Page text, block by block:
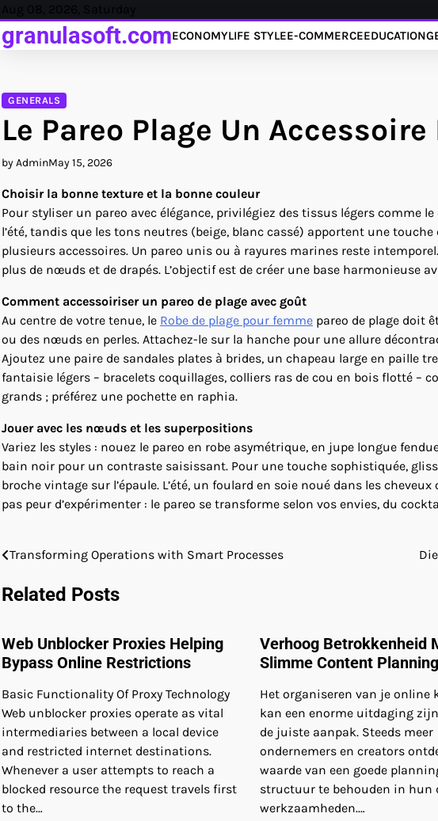
Skip
to
content
Aug 08, 2026, Saturday
granulasoft.comECONOMYLIFE STYLEE-COMMERCEEDUCATION
GENERALS
Le Pareo Plage Un
by AdminMay 15, 2026
Choisir la bonne texture et la bonne couleur
Pour styliser un pareo avec élégance, privilégiez des tissus légers comme
l’été, tandis que les tons neutres (beige, blanc cassé) apportent une
plusieurs accessoires. Un pareo unis ou à rayures marines reste
plus de nœuds et de drapés. L’objectif est de créer une base harmonieuse
Comment accessoiriser un pareo de plage avec goût
Au centre de votre tenue, le Robe de plage pour femme pareo de plage doit
ou des nœuds en perles. Attachez-le sur la hanche pour une allure
Ajoutez une paire de sandales plates à brides, un chapeau large en paille
fantaisie légers – bracelets coquillages, colliers ras de cou en bois flotté –
grands ; préférez une pochette en raphia.
Jouer avec les nœuds et les superpositions
Variez les styles : nouez le pareo en robe asymétrique, en jupe longue
bain noir pour un contraste saisissant. Pour une touche sophistiquée,
broche vintage sur l’épaule. L’été, un foulard en soie noué dans les
pas peur d’expérimenter : le pareo se transforme selon vos envies, du
Post
navigation
Transforming Operations with Smart Processes
Related Posts
Web Unblocker Proxies Helping
Bypass Online Restrictions
Basic Functionality Of Proxy Technology
Web unblocker proxies operate as vital
intermediaries between a local device
and restricted internet destinations.
Whenever a user attempts to reach a
blocked resource the request travels first
to the…
Verhoog Betrokkenheid
Slimme Content Planning
Het organiseren van je online
kan een enorme uitdaging
de juiste aanpak. Steeds meer
ondernemers en creators
waarde van een goede
structuur te behouden in hun
werkzaamheden.…